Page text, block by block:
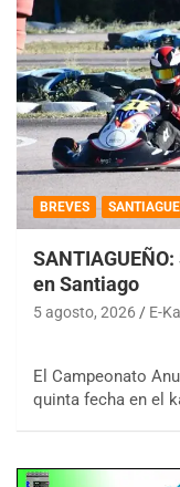
BREVES
en Santiago
5 agosto, 2026 E-
El Campeonato
quinta fecha en el